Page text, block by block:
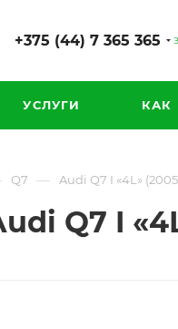
+375 (44) 7 365 365
УСЛУГИ КАК
Q7 — Audi Q7 I «4L»
Q7 I